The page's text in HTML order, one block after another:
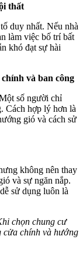
thất
duy nhất. Nếu nhà
làm việc bố trí bất
khó đạt sự hài
và ban công
số người chỉ
Cách hợp lý hơn là
gió và cách sử
không nên thay
và sự ngăn nắp.
sử dụng luôn là
chọn chung cư
cửa chính và hướng